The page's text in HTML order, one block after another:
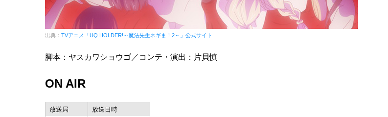
出典： TVアニメ「UQ HOLDER!～魔法先生ネギま！2～」公式サイト
脚本：ヤスカワショウゴ／コンテ・演出：片貝慎
ON AIR
放送局
放送日時